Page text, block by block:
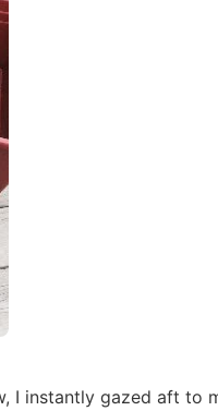
I instantly gazed aft to